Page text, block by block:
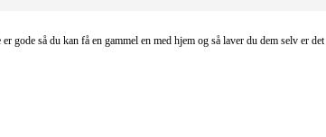
gode så du kan få en gammel en med hjem og så laver du dem selv er